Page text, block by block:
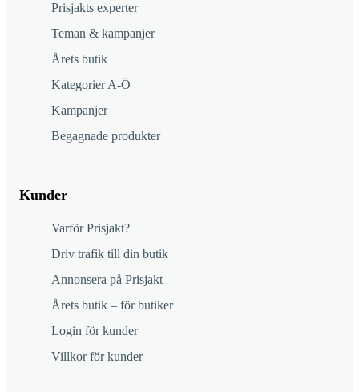
Prisjakts experter
Teman & kampanjer
Årets butik
Kategorier A-Ö
Kampanjer
Begagnade produkter
Kunder
Varför Prisjakt?
Driv trafik till din butik
Annonsera på Prisjakt
Årets butik – för butiker
Login för kunder
Villkor för kunder